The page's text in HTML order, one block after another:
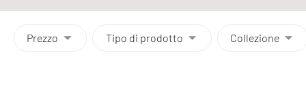
Prezzo Tipo di prodotto Collezione